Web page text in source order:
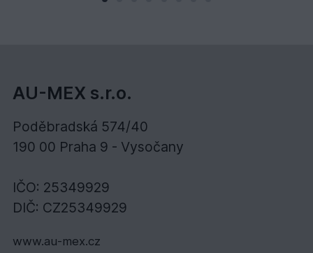
AU-MEX s.r.o.
Poděbradská 574/40
190 00 Praha 9 - Vysočany
IČO: 25349929
DIČ: CZ25349929
www.au-mex.cz